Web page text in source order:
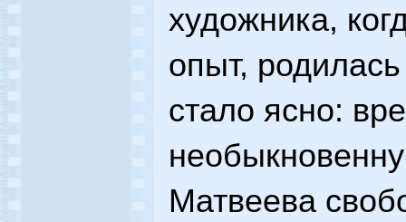
художника,
опыт,
стало ясно:
Матвеева